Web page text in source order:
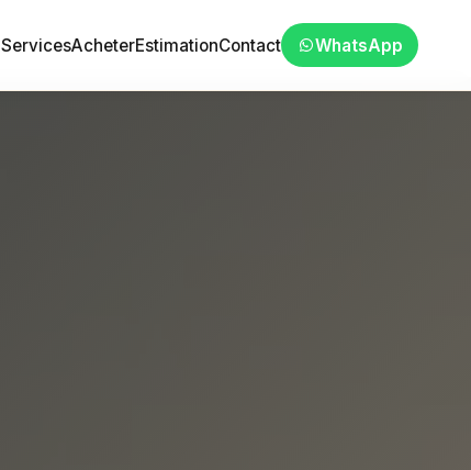
ServicesAcheterEstimationContact WhatsApp